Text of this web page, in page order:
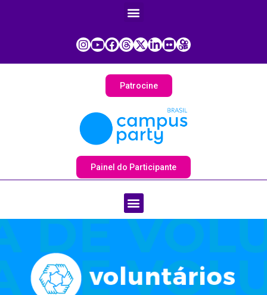
Patrocine
Painel do Participante